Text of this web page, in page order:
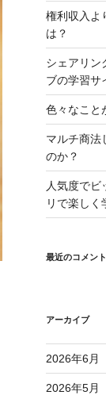
権利収入よ
は？
シェアリン
ブの学習サ
色々なこと
マルチ商法
のか？
人気度で
リで楽しく
最近のコメント
アーカイブ
2026年6月
2026年5月